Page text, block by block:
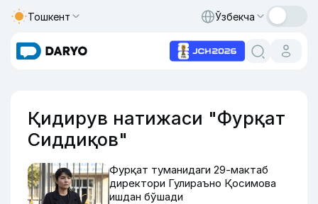
Тошкент Ўзбекча
Қидирув натижаси "Фурқат
Сиддиқов"
Фурқат туманидаги 29-мактаб
директори Гулираъно Қосимова
ишдан бўшади